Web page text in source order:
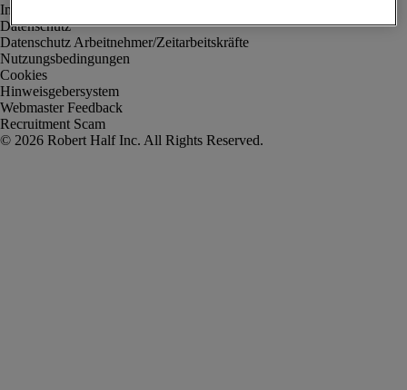
Impressum
Datenschutz
Datenschutz Arbeitnehmer/Zeitarbeitskräfte
Nutzungsbedingungen
Cookies
Hinweisgebersystem
Webmaster Feedback
Recruitment Scam